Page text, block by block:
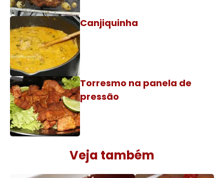
Canjiquinha
Torresmo na panela de
pressão
Veja também